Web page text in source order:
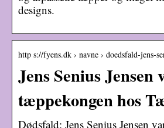
designs.
http s://fyens.dk › navne › doedsfald-jens-
Jens Senius Jensen
tæppekongen hos
Dødsfald: Jens Senius Jensen